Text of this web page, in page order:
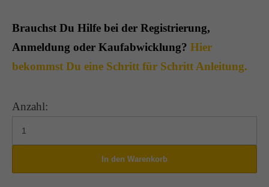
Brauchst Du Hilfe bei der Registrierung,
Anmeldung oder Kaufabwicklung? Hier
bekommst Du eine Schritt für Schritt Anleitung.
Anzahl: